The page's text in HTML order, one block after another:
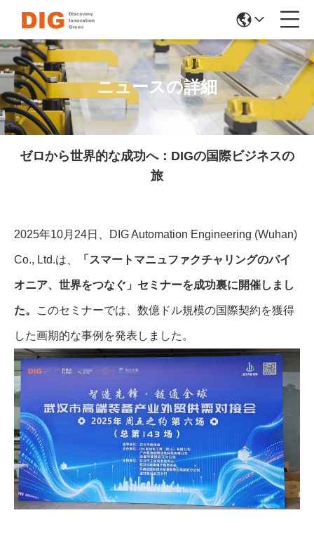
ニュースの詳細
ゼロから世界的な成功へ：DIGの国際ビジネスの
旅
2025年10月24日、DIG Automation Engineering (Wuhan)
Co., Ltd.は、 「スマートマニュファクチャリングのパイ
オニア、世界をつなぐ」セミナーを成功裏に開催しまし
た。 このセミナーでは、数億ドル規模の国際契約を獲得
した画期的な事例を発表しました。